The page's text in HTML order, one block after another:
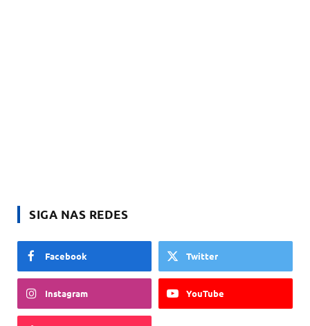
SIGA NAS REDES
Facebook Twitter
Instagram YouTube